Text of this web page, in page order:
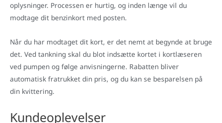
oplysninger. Processen er hurtig, og inden længe vil du
modtage dit benzinkort med posten.
Når du har modtaget dit kort, er det nemt at begynde at bruge
det. Ved tankning skal du blot indsætte kortet i kortlæseren
ved pumpen og følge anvisningerne. Rabatten bliver
automatisk fratrukket din pris, og du kan se besparelsen på
din kvittering.
Kundeoplevelser